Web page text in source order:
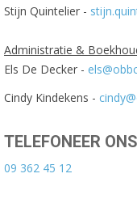
Stijn Quintelier -
Administratie &
Els De Decker -
Cindy Kindekens -
TELEFONEER ONS
09 362 45 12